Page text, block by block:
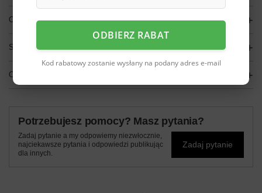
OPIS
SZCZEGÓŁOWE DANE
OPINIE
Potrzebujesz pomocy? Masz pytania?
Zadaj pytanie a my odpowiemy niezwłocznie,
najciekawsze pytania i odpowiedzi publikując
dla innych.
Zadaj pytanie
ODBIERZ RABAT
Kod rabatowy zostanie wysłany na podany adres e-mail